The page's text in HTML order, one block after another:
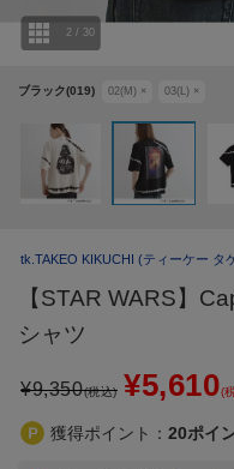
ブラック(019) 02(M) × 03(L) ×
2 / 30
tk.TAKEO KIKUCHI (ティーケー タ
【STAR WARS】
シャツ
¥9,350(税込) ¥5,610(
獲得ポイント： 20ポイ